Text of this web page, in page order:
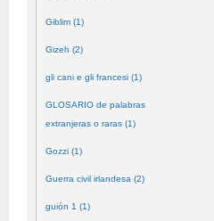
Giblim (1)
Gizeh (2)
gli cani e gli francesi (1)
GLOSARIO de palabras
extranjeras o raras (1)
Gozzi (1)
Guerra civil irlandesa (2)
guión 1 (1)